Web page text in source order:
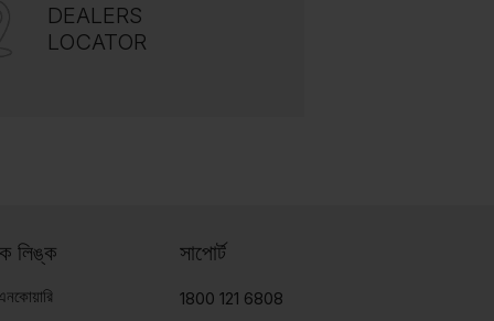
DEALERS
LOCATOR
লিঙ্ক সাপোর্ট
1800 121 6808